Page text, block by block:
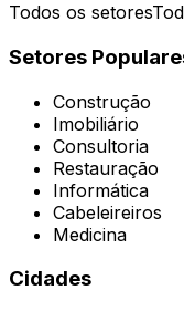
Todos os setores
Setores
Construção
Imobiliário
Consultoria
Restauração
Informática
Cabeleireiros
Medicina
Cidades